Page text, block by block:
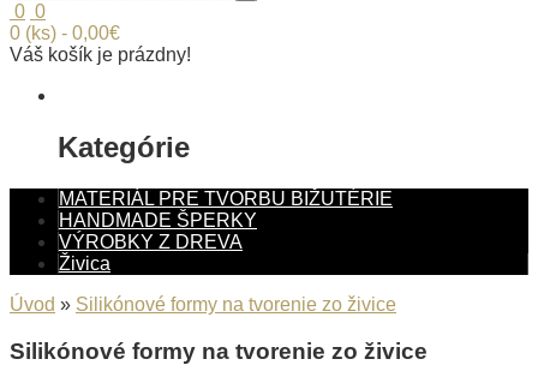
0 0
0 (ks) - 0,00€
Váš košík je prázdny!
Kategórie
MATERIÁL PRE TVORBU BIŽUTÉRIE
HANDMADE ŠPERKY
VÝROBKY Z DREVA
Živica
Úvod » Silikónové formy na tvorenie zo živice
Silikónové formy na tvorenie zo živice